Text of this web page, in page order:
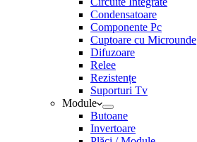
Condensatoare
Componente Pc
Cuptoare cu Microunde
Difuzoare
Relee
Rezistențe
Suporturi Tv
Module
Butoane
Invertoare